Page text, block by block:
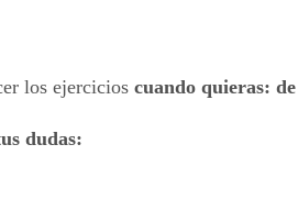
los ejercicios cuando quieras:
dudas: